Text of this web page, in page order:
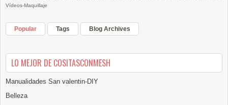
Vídeos-Maquillaje
Popular Tags Blog Archives
LO MEJOR DE COSITASCONMESH
Manualidades San valentin-DIY
Belleza